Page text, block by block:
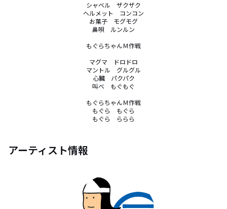
シャベル　ザクザク
ヘルメット　コンコン
お菓子　モグモグ
鼻唄　ルンルン
もぐらちゃんＭ作戦
マグマ　ドロドロ
マントル　グルグル
心臓　パクパク
叫べ　もぐもぐ
もぐらちゃんＭ作戦
もぐら　もぐら
もぐら　ららら
アーティスト情報